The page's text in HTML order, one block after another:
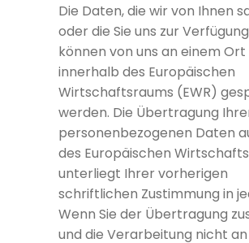
Die Daten, die wir von Ihnen
oder die Sie uns zur
können von uns an einem Ort
innerhalb des Europäischen
Wirtschaftsraums (EWR)
werden. Die Übertragung
personenbezogenen Daten
des Europäischen
unterliegt Ihrer vorherigen
schriftlichen Zustimmung in
Wenn Sie der Übertragung
und die Verarbeitung nicht